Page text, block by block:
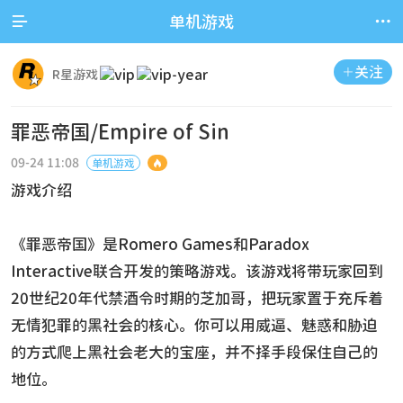
 单机游戏 
 关注
R星游戏
罪恶帝国/Empire of Sin
09-24 11:08 单机游戏 
游戏介绍
《罪恶帝国》是Romero Games和Paradox
Interactive联合开发的策略游戏。该游戏将带玩家回到
20世纪20年代禁酒令时期的芝加哥，把玩家置于充斥着
无情犯罪的黑社会的核心。你可以用威逼、魅惑和胁迫
的方式爬上黑社会老大的宝座，并不择手段保住自己的
地位。